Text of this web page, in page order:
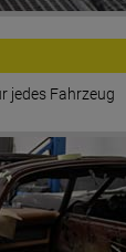
jedes Fahrzeug